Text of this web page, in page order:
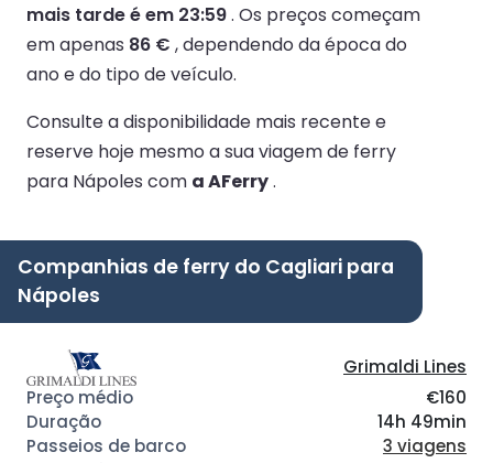
mais tarde é em 23:59. Os preços começam
em apenas 86 € , dependendo da época do
ano e do tipo de veículo.
Consulte a disponibilidade mais recente e
reserve hoje mesmo a sua viagem de ferry
para Nápoles com a AFerry.
Companhias de ferry do Cagliari para
Nápoles
Grimaldi Lines
€160
14h 49min
3 viagens